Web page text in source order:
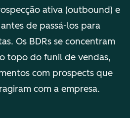
ativa (outbound) e
de passá-los para
Os BDRs se concentram
topo do funil de vendas,
com prospects que
com a empresa.